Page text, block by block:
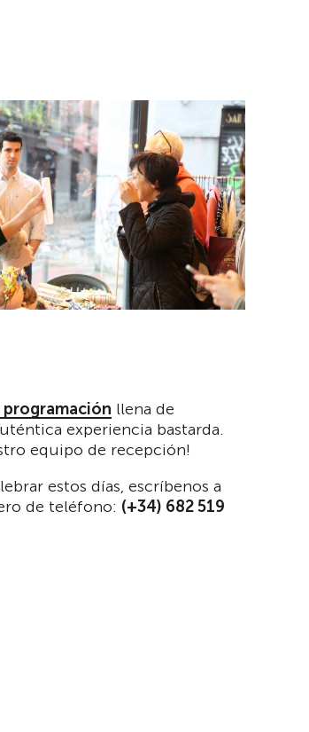
programación llena de
experiencia bastarda.
equipo de recepción!
estos días, escríbenos a
de teléfono: (+34) 682 519